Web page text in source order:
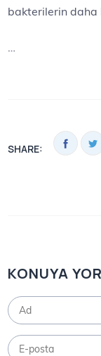
bakterilerin daha
SHARE:
KONUYA